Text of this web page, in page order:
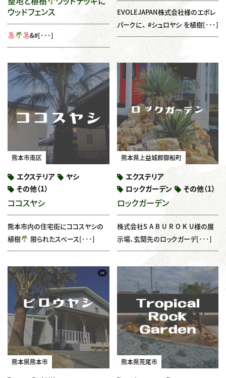
ウッドフェンス
&#[･･･]
EVOLEJAPAN株式会社様のエボレ
パークに、 #シュロヤシ を植樹[･･･]
熊本市南区
エクステリア
ヤシ
その他（1）
ココスヤシ
熊本市内の住宅街にココスヤシの
植樹
限られたスペース[･･･]
熊本県上益城郡御船町
エクステリア
ロックガーデン
その他（1）
ロックガーデン
株式会社S A B U R O K U様の展
示場、玄関先のロックガーデ[･･･]
熊本県熊本市 熊本県荒尾市